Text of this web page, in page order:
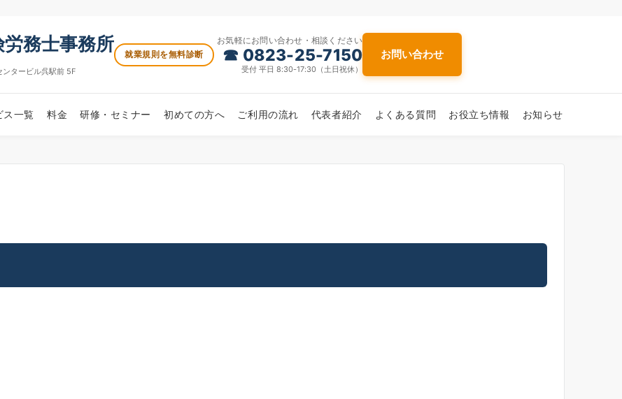
務士事務所
タービル呉駅前 5F
就業規則を無料診断
お気軽にお問い合わせ・相談ください
☎ 0823-25-7150
受付 平日 8:30-17:30（土日祝休）
お問い合わせ
ス一覧 料金 研修・セミナー 初めての方へ ご利用の流れ 代表者紹介 よくある質問 お役立ち情報 お知らせ